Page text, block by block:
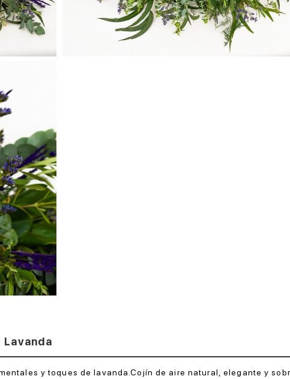
y toques de lavanda.Cojín de aire natural, elegante y